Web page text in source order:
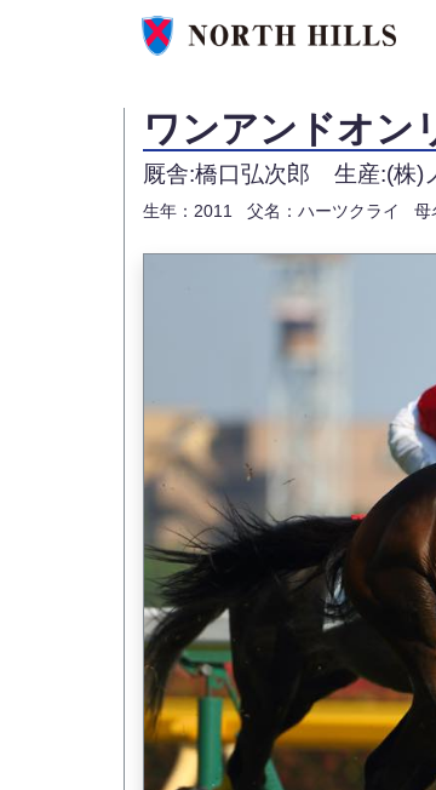
ワンアンドオン
厩舎:橋口弘次郎 生産:(株)
生年：2011 父名：ハーツクライ 母